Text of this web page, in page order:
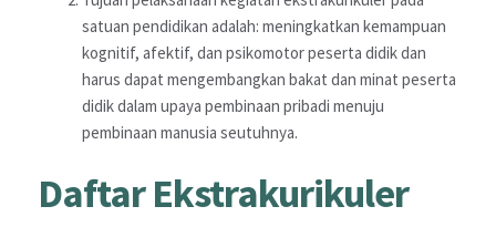
satuan pendidikan adalah: meningkatkan kemampuan
kognitif, afektif, dan psikomotor peserta didik dan
harus dapat mengembangkan bakat dan minat peserta
didik dalam upaya pembinaan pribadi menuju
pembinaan manusia seutuhnya.
Daftar Ekstrakurikuler